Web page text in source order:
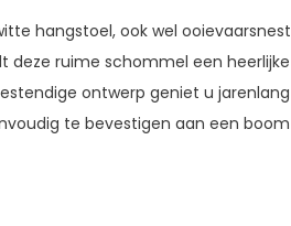
hangstoel, ook wel ooievaarsnest
deze ruime schommel een heerlijke
ontwerp geniet u jarenlang
te bevestigen aan een boom